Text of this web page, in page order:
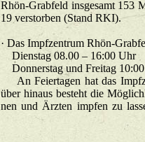
Rhön-Grab­feld ins­ge­samt 153
19 ver­stor­ben (Stand RKI).
· Das Impf­zen­trum Rhön-
Diens­tag 08.00 – 16:00 Uhr
Don­ners­tag
An Fei­er­ta­gen hat das
über hin­aus be­steht die
nen und Ärz­ten imp­fen zu